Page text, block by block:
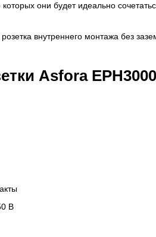
они будет идеально
внутреннего монтажа без
Asfora
В